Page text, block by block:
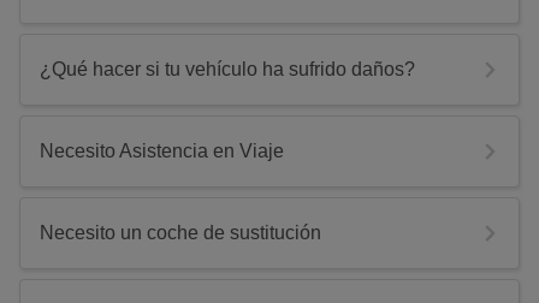
¿Qué hacer si tu vehículo ha sufrido daños?
Necesito Asistencia en Viaje
Necesito un coche de sustitución